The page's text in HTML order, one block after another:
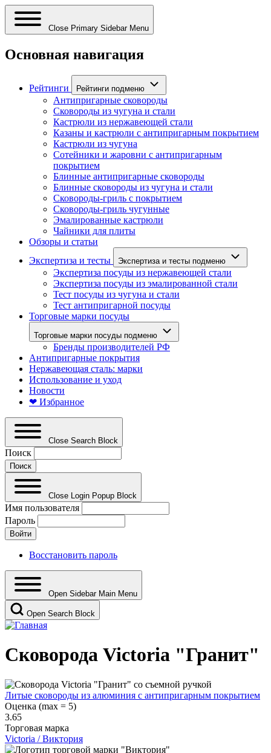
Close Primary Sidebar Menu
Основная навигация
Рейтинги Рейтинги подменю
Антипригарные сковороды
Сковороды из чугуна и стали
Кастрюли из нержавеющей стали
Казаны и кастрюли с антипригарным покрытием
Кастрюли из чугуна
Сотейники и жаровни с антипригарным
покрытием
Блинные антипригарные сковороды
Блинные сковороды из чугуна и стали
Сковороды-гриль с покрытием
Сковороды-гриль чугунные
Эмалированные кастрюли
Чайники для плиты
Обзоры и статьи
Экспертиза и тесты
Экспертиза и тесты подменю
Экспертиза посуды из нержавеющей стали
Экспертиза посуды из эмалированной стали
Тест посуды из чугуна и стали
Тест антипригарной посуды
Торговые марки посуды
Торговые марки посуды подменю
Бренды производителей РФ
Антипригарные покрытия
Нержавеющая сталь: марки
Использование и уход
Новости
❤ Избранное
Close Search Block
Поиск
Close Login Popup Block
Имя пользователя
Пароль
Восстановить пароль
Open Sidebar Main Menu
Open Search Block
Сковорода Victoria "Гранит"
Литые сковороды из алюминия с антипригарным покрытием
Оценка (max = 5)
3.65
Торговая марка
Victoria / Виктория